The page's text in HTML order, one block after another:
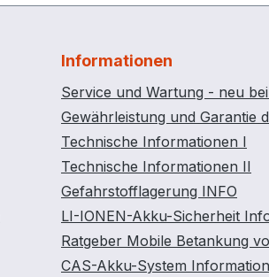
Informationen
Service und Wartung - neu
Gewährleistung und Garantie
Technische Informationen I
Technische Informationen II
Gefahrstofflagerung INFO
LI-IONEN-Akku-Sicherheit
Ratgeber Mobile Betankung
CAS-Akku-System